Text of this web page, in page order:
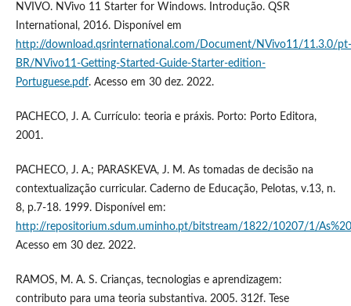
NVIVO. NVivo 11 Starter for Windows. Introdução. QSR
International, 2016. Disponível em
http://download.qsrinternational.com/Document/NVivo11/11.3.0/pt-
BR/NVivo11-Getting-Started-Guide-Starter-edition-
Portuguese.pdf. Acesso em 30 dez. 2022.
PACHECO, J. A. Currículo: teoria e práxis. Porto: Porto Editora,
2001.
PACHECO, J. A.; PARASKEVA, J. M. As tomadas de decisão na
contextualização curricular. Caderno de Educação, Pelotas, v.13, n.
8, p.7-18. 1999. Disponível em:
http://repositorium.sdum.uminho.pt/bitstream/1822/10207/1/
Acesso em 30 dez. 2022.
RAMOS, M. A. S. Crianças, tecnologias e aprendizagem:
contributo para uma teoria substantiva. 2005. 312f. Tese